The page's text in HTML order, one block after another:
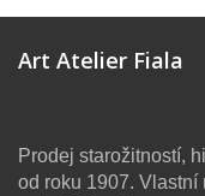
Art Atelier Fiala
Prodej starožitností,
od roku 1907. Vlastní